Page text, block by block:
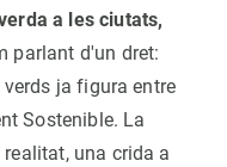
a les ciutats,
parlant d'un dret:
ja figura entre
Sostenible. La
una crida a